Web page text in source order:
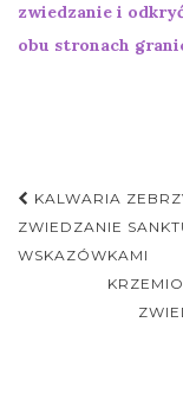
zwiedzanie i
obu stronach
postu
KALWARIA
ZWIEDZANIE
WSKAZÓWKAMI